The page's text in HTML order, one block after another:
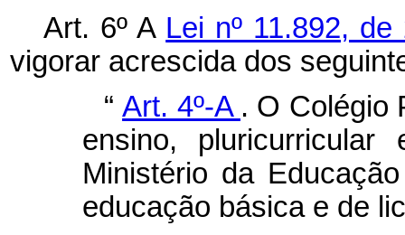
Art. 6º A Lei nº 11.892,
vigorar acrescida dos
“Art. 4º-A . O Colégio
ensino,
Ministério da
educação básica e de